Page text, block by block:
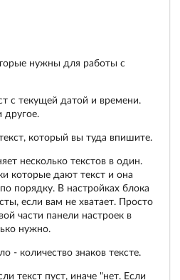
нужны для работы с
с текущей датой и времени.
который вы туда впишите.
несколько текстов в один.
которые дают текст и она
порядку. В настройках блока
если вам не хватает. Просто
части панели настроек в
нужно.
- количество знаков тексте.
текст пуст, иначе "нет. Если